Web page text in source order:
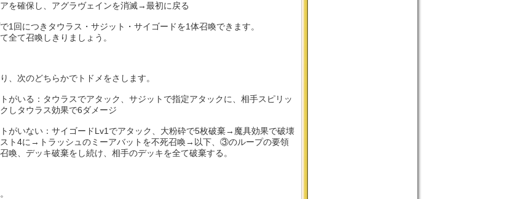
を確保し、アグラヴェインを消滅→最初に戻る
1回につきタウラス・サジット・サイゴードを1体召喚できます。
全て召喚しきりましょう。
、次のどちらかでトドメをさします。
がいる：タウラスでアタック、サジットで指定アタックに、相手スピリッ
しタウラス効果で6ダメージ
がいない：サイゴードLv1でアタック、大粉砕で5枚破棄→魔具効果で破壊
ト4に→トラッシュのミーアバットを不死召喚→以下、③のループの要領
喚、デッキ破棄をし続け、相手のデッキを全て破棄する。